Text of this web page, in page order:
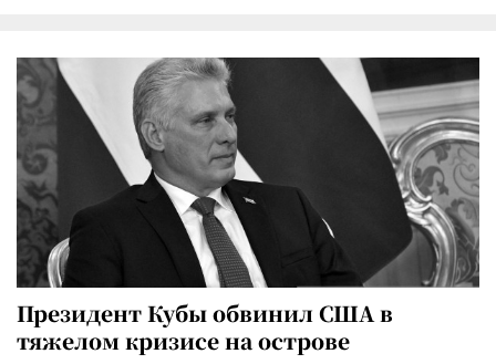
Президент Кубы обвинил США в
тяжелом кризисе на острове